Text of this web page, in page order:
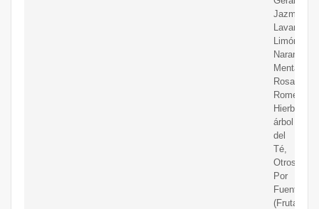
Jazmín,
Lavanda,
Limón,
Naranja,
Menta,
Rosa,
Romero,
árbol
del
Té,
Otros);
Por
Fuente
(Frutas